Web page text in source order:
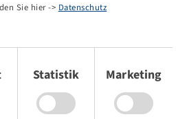
Sie hier -> Datenschutz
Statistik Marketing
Price and stock